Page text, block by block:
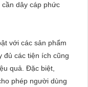
dây cáp phức
với các sản phẩm
đủ các tiện ích cũng
quả. Đặc biệt,
phép người dùng